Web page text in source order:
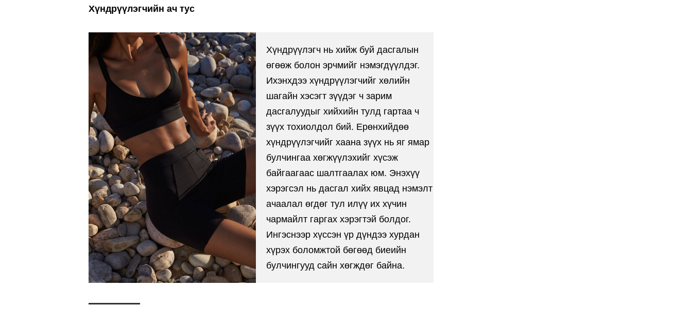
Хүндрүүлэгчийн ач тус
Хүндрүүлэгч нь хийж буй дасгалын
өгөөж болон эрчмийг нэмэгдүүлдэг.
Ихэнхдээ хүндрүүлэгчийг хөлийн
шагайн хэсэгт зүүдэг ч зарим
дасгалуудыг хийхийн тулд гартаа ч
зүүх тохиолдол бий. Ерөнхийдөө
хүндрүүлэгчийг хаана зүүх нь яг ямар
булчингаа хөгжүүлэхийг хүсэж
байгаагаас шалтгаалах юм. Энэхүү
хэрэгсэл нь дасгал хийх явцад нэмэлт
ачаалал өгдөг тул илүү их хүчин
чармайлт гаргах хэрэгтэй болдог.
Ингэснээр хүссэн үр дүндээ хурдан
хүрэх боломжтой бөгөөд биеийн
булчингууд сайн хөгждөг байна.